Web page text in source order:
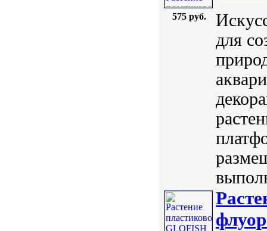
575 руб.
для